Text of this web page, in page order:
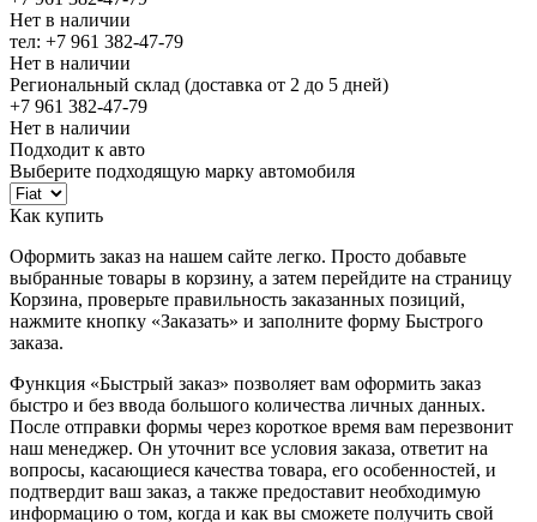
Нет в наличии
тел: +7 961 382-47-79
Нет в наличии
Региональный склад (доставка от 2 до 5 дней)
+7 961 382-47-79
Нет в наличии
Подходит к авто
Выберите подходящую марку автомобиля
Как купить
Оформить заказ на нашем сайте легко. Просто добавьте
выбранные товары в корзину, а затем перейдите на страницу
Корзина, проверьте правильность заказанных позиций,
нажмите кнопку «Заказать» и заполните форму Быстрого
заказа.
Функция «Быстрый заказ» позволяет вам оформить заказ
быстро и без ввода большого количества личных данных.
После отправки формы через короткое время вам перезвонит
наш менеджер. Он уточнит все условия заказа, ответит на
вопросы, касающиеся качества товара, его особенностей, и
подтвердит ваш заказ, а также предоставит необходимую
информацию о том, когда и как вы сможете получить свой